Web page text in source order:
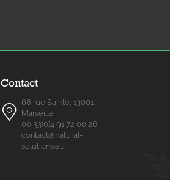
Contact
68 rue Sainte, 13001
Marseille
00 33(0)4 91 72 00 26
contact@natural-
solutions.eu